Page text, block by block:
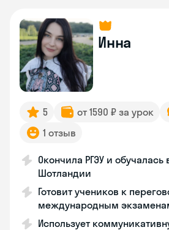
Инна
5 от 1590 ₽ за урок
1 отзыв
Окончила РГЭУ и обучалась
Шотландии
Готовит учеников к
международным
Использует